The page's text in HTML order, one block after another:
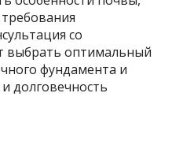
со
выбрать оптимальный
фундамента и
долговечность